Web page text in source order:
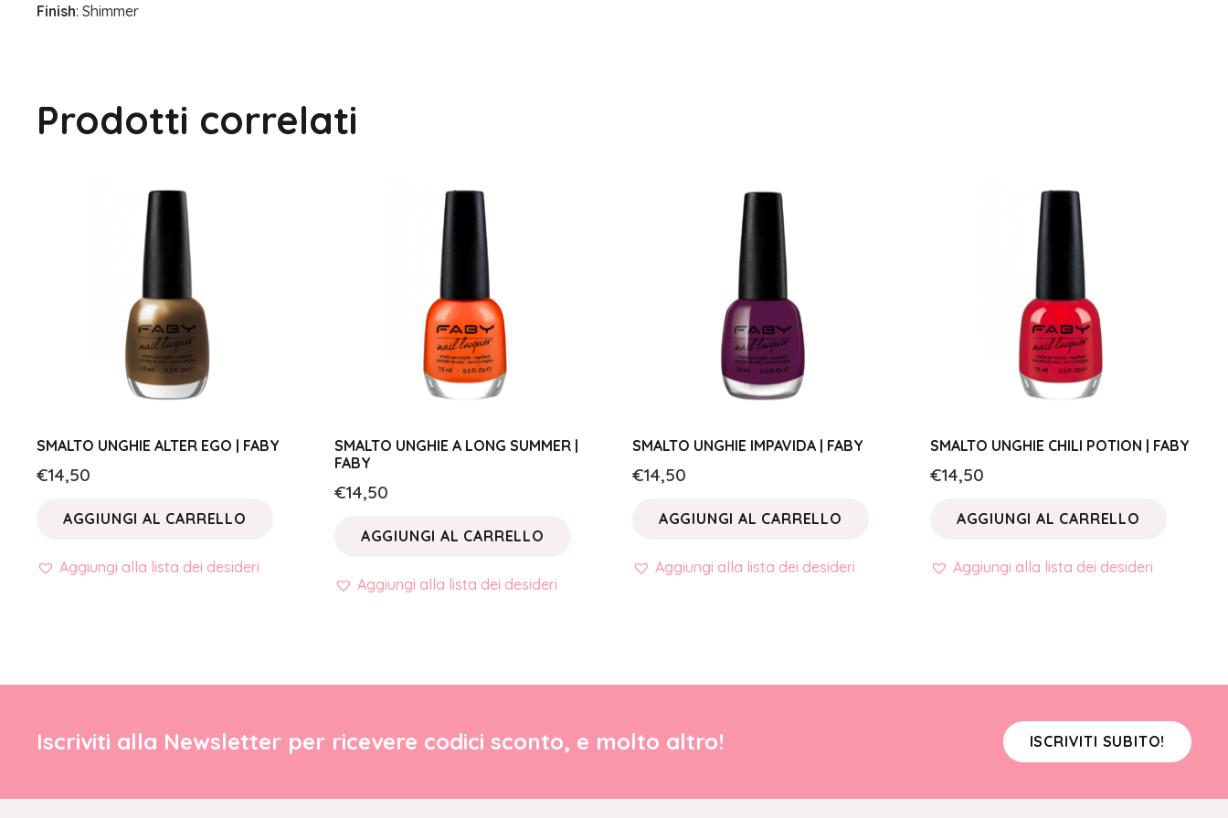
Finish: Shimmer
Prodotti correlati
SMALTO UNGHIE ALTER EGO | FABY
€14,50
AGGIUNGI AL CARRELLO
Aggiungi alla lista dei desideri
SMALTO UNGHIE A LONG SUMMER |
FABY
€14,50
AGGIUNGI AL CARRELLO
Aggiungi alla lista dei desideri
SMALTO UNGHIE IMPAVIDA | FABY
€14,50
AGGIUNGI AL CARRELLO
Aggiungi alla lista dei desideri
SMALTO UNGHIE CHILI POTION | FABY
€14,50
AGGIUNGI AL CARRELLO
Aggiungi alla lista dei desideri
Iscriviti alla Newsletter per ricevere codici sconto, e molto altro! ISCRIVITI SUBITO!